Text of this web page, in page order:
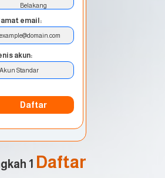
Belakang
email:
example@domain.com
akun:
Akun Standar
Daftar
1 Daftar